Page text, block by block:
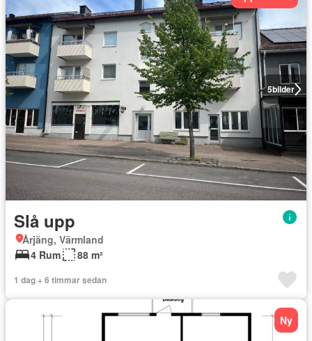
5bilder
Slå upp
Årjäng, Värmland
4 Rum
88 m²
1 dag + 6 timmar sedan
Ny